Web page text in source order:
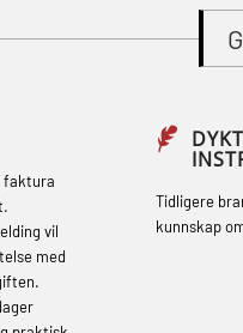
Refresher
Refresher
Adaptive E-
faktura
vil
med
Tidligere
kunnskap